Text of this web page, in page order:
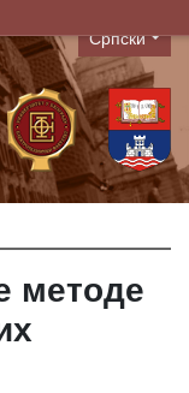
Language
Српски
методе